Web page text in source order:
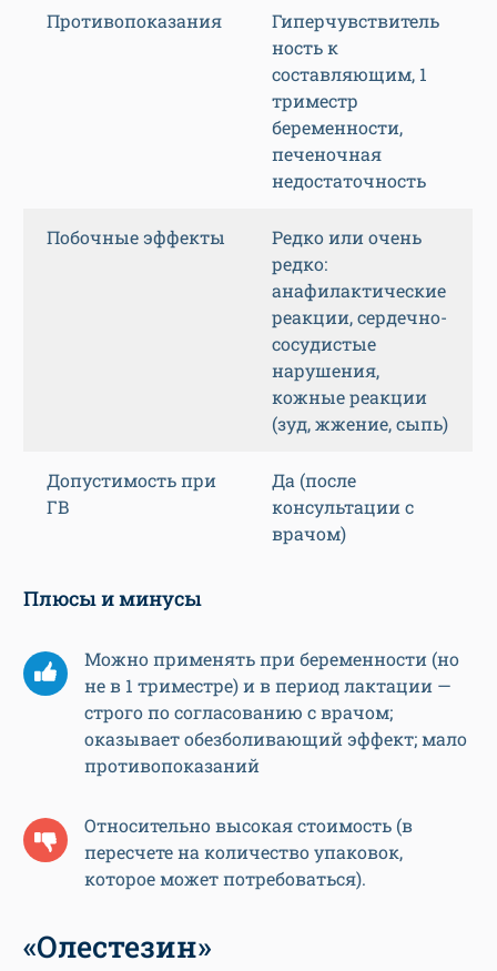
Противопоказания
Гиперчувствитель
ность к
составляющим, 1
триместр
беременности,
печеночная
недостаточность
Побочные эффекты
Редко или очень
редко:
анафилактические
реакции, сердечно-
сосудистые
нарушения,
кожные реакции
(зуд, жжение, сыпь)
Допустимость при
ГВ
Да (после
консультации с
врачом)
Плюсы и минусы
Можно применять при беременности (но
не в 1 триместре) и в период лактации —
строго по согласованию с врачом;
оказывает обезболивающий эффект; мало
противопоказаний
Относительно высокая стоимость (в
пересчете на количество упаковок,
которое может потребоваться).
«Олестезин»